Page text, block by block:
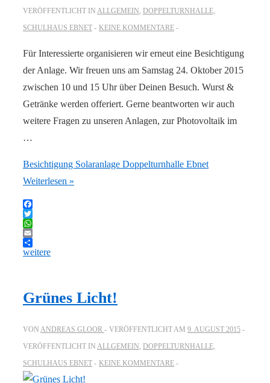
VERÖFFENTLICHT IN ALLGEMEIN, DOPPELTURNHALLE,
SCHULHAUS EBNET
KEINE KOMMENTARE
Für Interessierte organisieren wir erneut eine Besichtigung
der Anlage. Wir freuen uns am Samstag 24. Oktober 2015
zwischen 10 und 15 Uhr über Deinen Besuch. Wurst &
Getränke werden offeriert. Gerne beantworten wir auch
weitere Fragen zu unseren Anlagen, zur Photovoltaik im
…
Besichtigung Solaranlage Doppelturnhalle Ebnet
Weiterlesen »
Facebook
Twitter
WhatsApp
Email
weitere
Grünes Licht!
VON ANDREAS GLOOR VERÖFFENTLICHT AM 9. AUGUST 2015
VERÖFFENTLICHT IN ALLGEMEIN, DOPPELTURNHALLE,
SCHULHAUS EBNET
KEINE KOMMENTARE